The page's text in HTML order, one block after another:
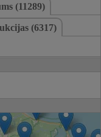
(11289)
(6317)